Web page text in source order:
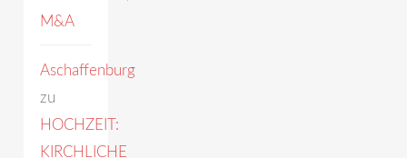
M&A
Aschaffenburg
zu
HOCHZEIT:
KIRCHLICHE